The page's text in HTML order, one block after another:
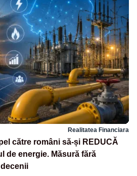
Realitatea Financiara
către români să-și REDUCĂ
de energie. Măsură fără